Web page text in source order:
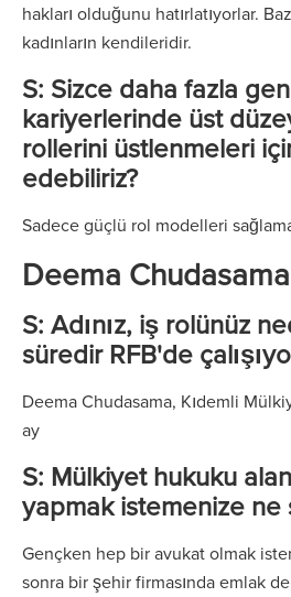
hakları olduğunu hatırlatıyorlar.
kadınların kendileridir.
S: Sizce daha fazla
kariyerlerinde üst
rollerini üstlenmeleri
edebiliriz?
Sadece güçlü rol modelleri
Deema Chudasama
S: Adınız, iş rolünüz
süredir RFB'de
Deema Chudasama, Kıdemli
ay
S: Mülkiyet hukuku
yapmak istemenize
Gençken hep bir avukat olmak
sonra bir şehir firmasında emlak